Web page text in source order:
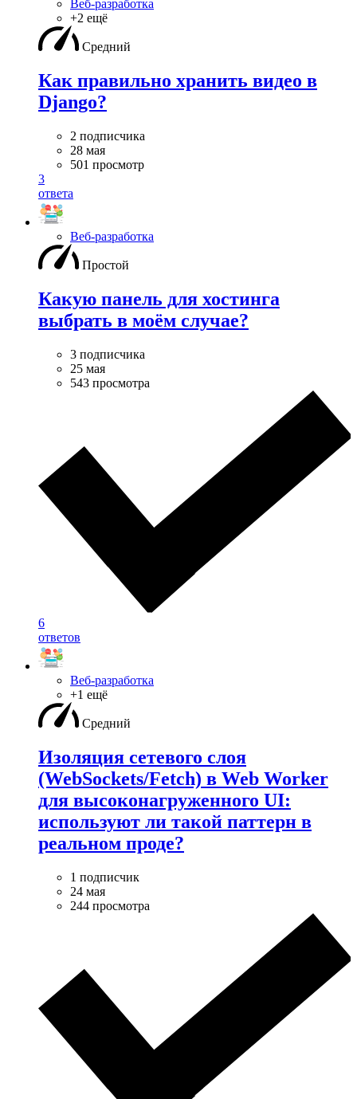
Веб-разработка
+2 ещё
Средний
Как правильно хранить видео в
Django?
2 подписчика
28 мая
501 просмотр
3
ответа
Веб-разработка
Простой
Какую панель для хостинга
выбрать в моём случае?
3 подписчика
25 мая
543 просмотра
6
ответов
Веб-разработка
+1 ещё
Средний
Изоляция сетевого слоя
(WebSockets/Fetch) в Web Worker
для высоконагруженного UI:
используют ли такой паттерн в
реальном проде?
1 подписчик
24 мая
244 просмотра